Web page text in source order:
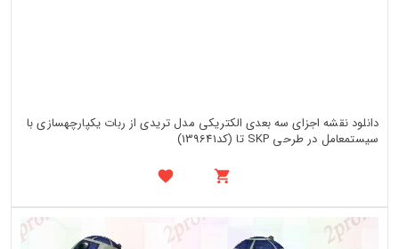
دانلود نقشه اجزای سه بعدی الکتریکی مدل تریدی از ربات یکپارچهسازی با
سیستمعامل در طرحی SKP تا (کد139641)